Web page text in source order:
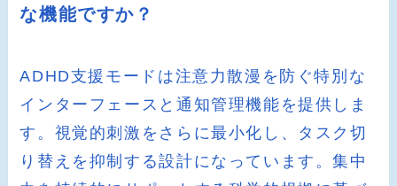
な機能ですか？
ADHD支援モードは注意力散漫を防ぐ特別な
インターフェースと通知管理機能を提供しま
す。視覚的刺激をさらに最小化し、タスク切
り替えを抑制する設計になっています。集中